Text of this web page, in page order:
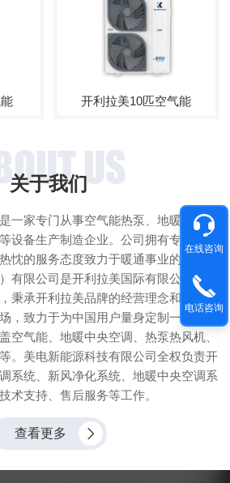
开利拉美10匹空气能
US
关于我们
一家专门从事空气能热泵、地暖中央空
设备生产制造企业。公司拥有专业且经
忱的服务态度致力于暖通事业的发展。
有限公司是开利拉美国际有限公司委托
秉承开利拉美品牌的经营理念和产品工
，致力于为中国用户量身定制一体化冷
空气能、地暖中央空调、热泵热风机、
。美电新能源科技有限公司全权负责开
系统、新风净化系统、地暖中央空调系
术支持、售后服务等工作。
查看更多
在线咨询
电话咨询